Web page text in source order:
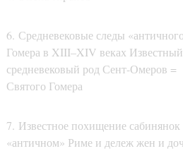
6. Средневековые следы
Гомера в XIII–XIV веках Известный
средневековый род Сент-Омеров =
Святого Гомера
7. Известное похищение сабинянок
«античном» Риме и дележ жен и